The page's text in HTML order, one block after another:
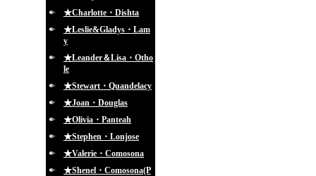
★Charlotte・Dishta
★Leslie&Gladys・Lam
y
★Leander＆Lisa・Otho
le
★Stewart・Quandelacy
★Joan・Douglas
★Olivia・Panteah
★Stephen・Lonjose
★Valerie・Comosona
★Shenel・Comosona(P